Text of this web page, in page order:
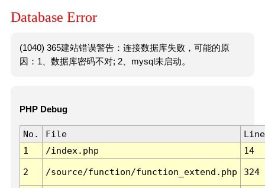
Database Error
(1040) 365建站错误警告：连接数据库失败，可能的原
因：1、数据库密码不对; 2、mysql未启动。
PHP Debug
No. File
Line
1
/index.php 14
2 /source/function/function_extend.php 324